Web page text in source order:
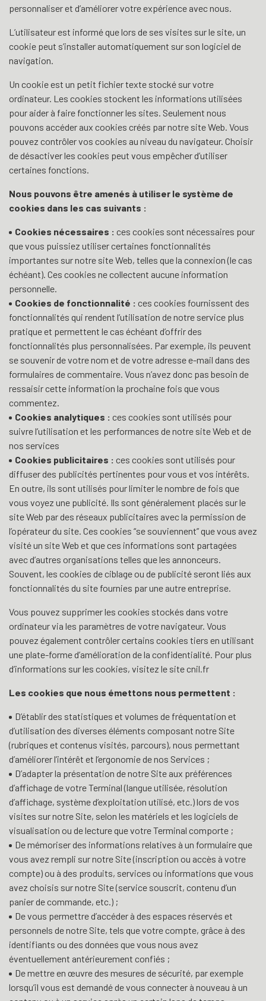
personnaliser et d’améliorer votre expérience avec nous.
L’utilisateur est informé que lors de ses visites sur le site, un
cookie peut s’installer automatiquement sur son logiciel de
navigation.
Un cookie est un petit fichier texte stocké sur votre
ordinateur. Les cookies stockent les informations utilisées
pour aider à faire fonctionner les sites. Seulement nous
pouvons accéder aux cookies créés par notre site Web. Vous
pouvez contrôler vos cookies au niveau du navigateur. Choisir
de désactiver les cookies peut vous empêcher d’utiliser
certaines fonctions.
Nous pouvons être amenés à utiliser le système de
cookies dans les cas suivants :
Cookies nécessaires : ces cookies sont nécessaires pour
que vous puissiez utiliser certaines fonctionnalités
importantes sur notre site Web, telles que la connexion (le cas
échéant). Ces cookies ne collectent aucune information
personnelle.
Cookies de fonctionnalité : ces cookies fournissent des
fonctionnalités qui rendent l’utilisation de notre service plus
pratique et permettent le cas échéant d’offrir des
fonctionnalités plus personnalisées. Par exemple, ils peuvent
se souvenir de votre nom et de votre adresse e-mail dans des
formulaires de commentaire. Vous n’avez donc pas besoin de
ressaisir cette information la prochaine fois que vous
commentez.
Cookies analytiques : ces cookies sont utilisés pour
suivre l’utilisation et les performances de notre site Web et de
nos services
Cookies publicitaires : ces cookies sont utilisés pour
diffuser des publicités pertinentes pour vous et vos intérêts.
En outre, ils sont utilisés pour limiter le nombre de fois que
vous voyez une publicité. Ils sont généralement placés sur le
site Web par des réseaux publicitaires avec la permission de
l’opérateur du site. Ces cookies “se souviennent” que vous avez
visité un site Web et que ces informations sont partagées
avec d’autres organisations telles que les annonceurs.
Souvent, les cookies de ciblage ou de publicité seront liés aux
fonctionnalités du site fournies par une autre entreprise.
Vous pouvez supprimer les cookies stockés dans votre
ordinateur via les paramètres de votre navigateur. Vous
pouvez également contrôler certains cookies tiers en utilisant
une plate-forme d’amélioration de la confidentialité. Pour plus
d’informations sur les cookies, visitez le site cnil.fr
Les cookies que nous émettons nous permettent :
D’établir des statistiques et volumes de fréquentation et
d’utilisation des diverses éléments composant notre Site
(rubriques et contenus visités, parcours), nous permettant
d’améliorer l’intérêt et l’ergonomie de nos Services ;
D’adapter la présentation de notre Site aux préférences
d’affichage de votre Terminal (langue utilisée, résolution
d’affichage, système d’exploitation utilisé, etc.) lors de vos
visites sur notre Site, selon les matériels et les logiciels de
visualisation ou de lecture que votre Terminal comporte ;
De mémoriser des informations relatives à un formulaire que
vous avez rempli sur notre Site (inscription ou accès à votre
compte) ou à des produits, services ou informations que vous
avez choisis sur notre Site (service souscrit, contenu d’un
panier de commande, etc.) ;
De vous permettre d’accéder à des espaces réservés et
personnels de notre Site, tels que votre compte, grâce à des
identifiants ou des données que vous nous avez
éventuellement antérieurement confiés ;
De mettre en œuvre des mesures de sécurité, par exemple
lorsqu’il vous est demandé de vous connecter à nouveau à un